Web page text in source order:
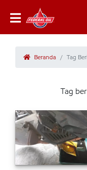
Beranda Tag
Tag